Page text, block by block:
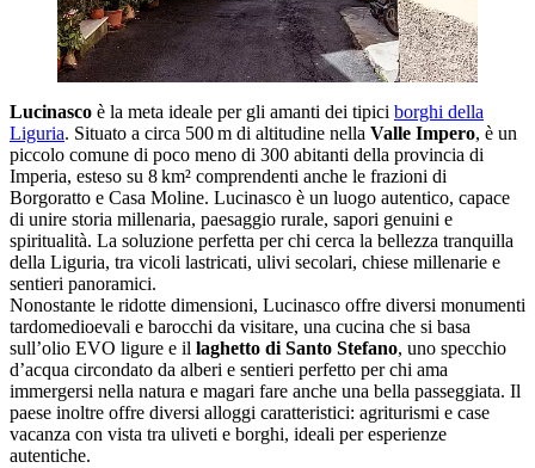
Lucinasco è la meta ideale per gli amanti dei tipici borghi della
Liguria. Situato a circa 500 m di altitudine nella Valle Impero, è un
piccolo comune di poco meno di 300 abitanti della provincia di
Imperia, esteso su 8 km² comprendenti anche le frazioni di
Borgoratto e Casa Moline. Lucinasco è un luogo autentico, capace
di unire storia millenaria, paesaggio rurale, sapori genuini e
spiritualità. La soluzione perfetta per chi cerca la bellezza tranquilla
della Liguria, tra vicoli lastricati, ulivi secolari, chiese millenarie e
sentieri panoramici.
Nonostante le ridotte dimensioni, Lucinasco offre diversi monumenti
tardomedioevali e barocchi da visitare, una cucina che si basa
sull’olio EVO ligure e il laghetto di Santo Stefano, uno specchio
d’acqua circondato da alberi e sentieri perfetto per chi ama
immergersi nella natura e magari fare anche una bella passeggiata. Il
paese inoltre offre diversi alloggi caratteristici: agriturismi e case
vacanza con vista tra uliveti e borghi, ideali per esperienze
autentiche.